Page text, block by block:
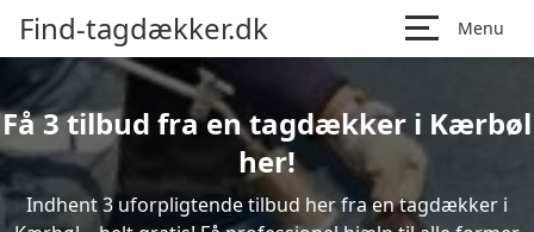
Find-tagdækker.dk Menu
Få 3 tilbud fra en tagdækker i Kærbøl
her!
Indhent 3 uforpligtende tilbud her fra en tagdækker i